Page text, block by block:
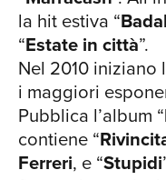
Marracash e Guè
all’Alcatraz di
quest’ultimo
“Persona”: un
differenti parti di
tra Marracash e
da 15 brani di cui
la hit estiva “
“Estate in città”.
Nel 2010
i maggiori
Pubblica l’album “
contiene “
Ferreri, e “Stupidi